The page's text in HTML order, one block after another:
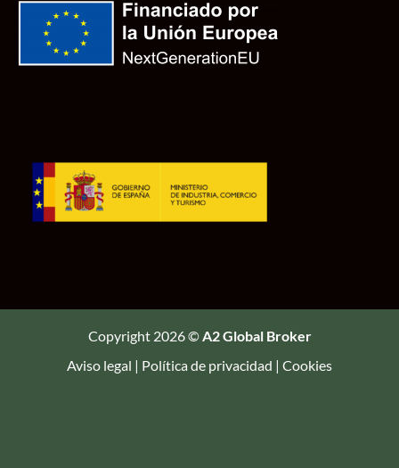
Copyright 2026 ©A2 Global Broker
Aviso legal | Política de privacidad | Cookies